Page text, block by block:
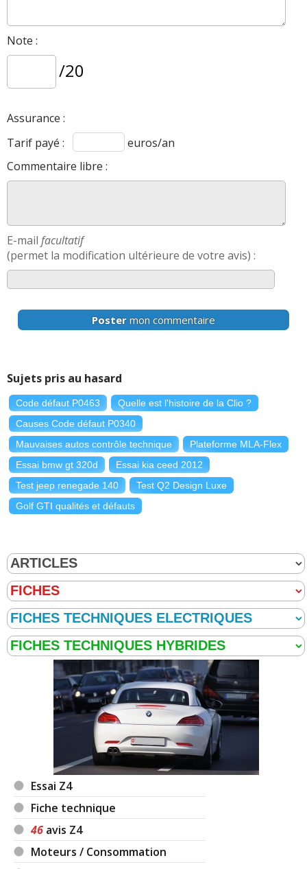
Note :
/20
Assurance :
Tarif payé :
euros/an
Commentaire libre :
E-mail facultatif
(permet la modification ultérieure de votre avis) :
Poster mon commentaire
Sujets pris au hasard
Code défaut P0463
Quelle est l'histoire de la Clio ?
Causes Code défaut P0340
Mauvaises autos contrôle technique
Plateforme MLA-Flex
Essai bmw gt 320d
Essai kia ceed 2012
Test jeep renegade 140
Test Q2 Design Luxe
Golf GTI qualités et défauts
Essai Z4
Fiche technique
46 avis Z4
Moteurs / Consommation